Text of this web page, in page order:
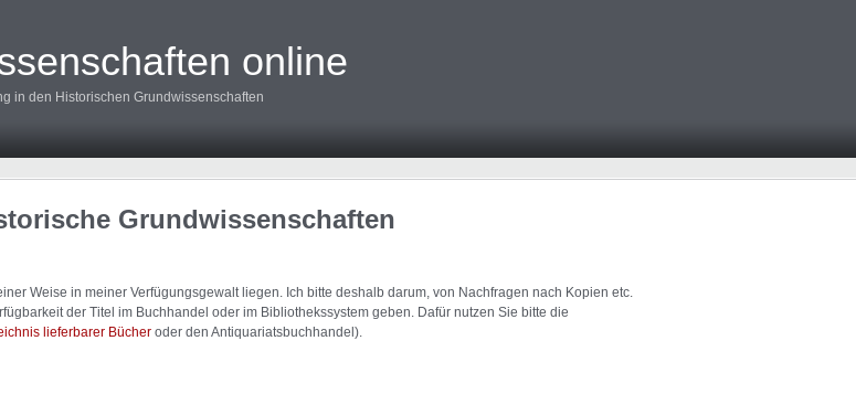
online
in den Historischen Grundwissenschaften
Grundwissenschaften
Weise in meiner Verfügungsgewalt liegen. Ich bitte deshalb darum, von Nachfragen nach Kopien etc.
der Titel im Buchhandel oder im Bibliothekssystem geben. Dafür nutzen Sie bitte die
lieferbarer Bücher oder den Antiquariatsbuchhandel).